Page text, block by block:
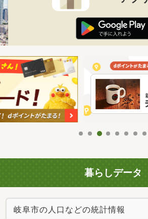
暮らしデータ
岐阜市の人口などの統計情報